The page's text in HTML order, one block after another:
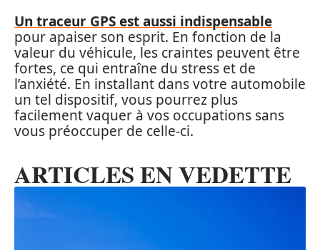
Un traceur GPS est aussi indispensable
pour apaiser son esprit. En fonction de la
valeur du véhicule, les craintes peuvent être
fortes, ce qui entraîne du stress et de
l’anxiété. En installant dans votre automobile
un tel dispositif, vous pourrez plus
facilement vaquer à vos occupations sans
vous préoccuper de celle-ci.
ARTICLES EN VEDETTE